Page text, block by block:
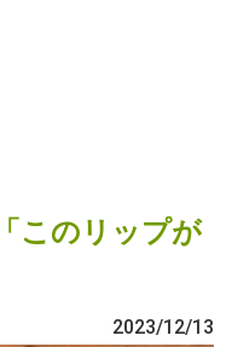
このリップが
2023/12/13